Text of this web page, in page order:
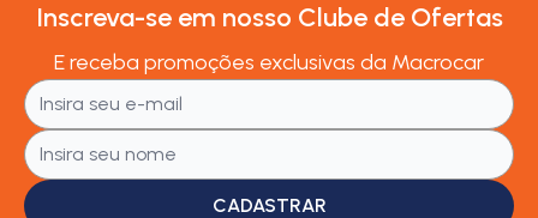
Inscreva-se em nosso Clube de Ofertas
E receba promoções exclusivas da Macrocar
CADASTRAR